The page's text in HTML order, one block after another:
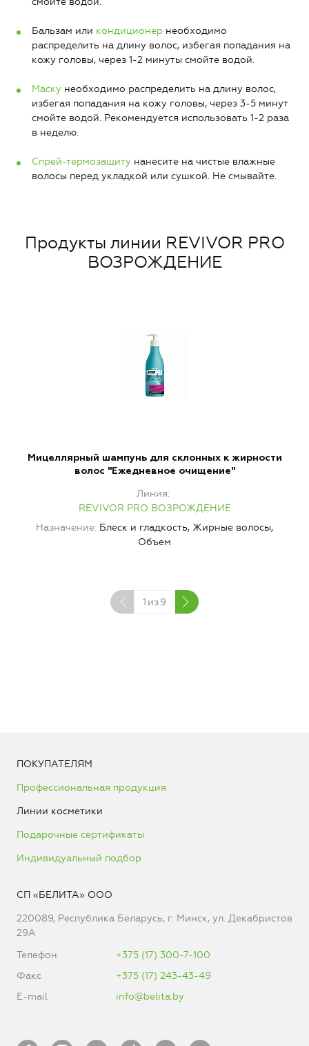
Бальзам или кондиционер необходимо
распределить на длину волос, избегая попадания на
кожу головы, через 1-2 минуты смойте водой.
Маску необходимо распределить на длину волос,
избегая попадания на кожу головы, через 3-5 минут
смойте водой. Рекомендуется использовать 1-2 раза
в неделю.
Спрей-термозащиту нанесите на чистые влажные
волосы перед укладкой или сушкой. Не смывайте.
Продукты линии REVIVOR PRO
ВОЗРОЖДЕНИЕ
Мицеллярный шампунь для склонных к жирности
волос "Ежедневное очищение"
Линия
REVIVOR PRO ВОЗРОЖДЕНИЕ
Назначение Блеск и гладкость, Жирные волосы,
Объем
1 из9
ПОКУПАТЕЛЯМ
Профессиональная продукция
Линии косметики
Подарочные сертификаты
Индивидуальный подбор
СП «БЕЛИТА» ООО
220089, Республика Беларусь, г. Минск, ул. Декабристов
29А
Телефон
+375 (17) 300-7-100
Факс
+375 (17) 243-43-49
E-mail
info@belita.by